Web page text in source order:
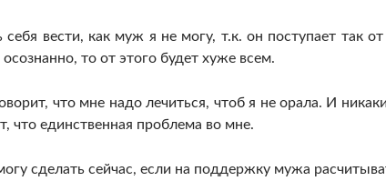
себя вести, как муж я не могу, т.к. он поступает так
то от этого будет хуже всем.
что мне надо лечиться, чтоб я не орала. И
что единственная проблема во мне.
сделать сейчас, если на поддержку мужа